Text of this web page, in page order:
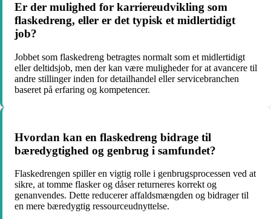
Er der mulighed for karriereudvikling som
flaskedreng, eller er det typisk et midlertidigt
job?
Jobbet som flaskedreng betragtes normalt som et midlertidigt
eller deltidsjob, men der kan være muligheder for at avancere til
andre stillinger inden for detailhandel eller servicebranchen
baseret på erfaring og kompetencer.
Hvordan kan en flaskedreng bidrage til
bæredygtighed og genbrug i samfundet?
Flaskedrengen spiller en vigtig rolle i genbrugsprocessen ved at
sikre, at tomme flasker og dåser returneres korrekt og
genanvendes. Dette reducerer affaldsmængden og bidrager til
en mere bæredygtig ressourceudnyttelse.